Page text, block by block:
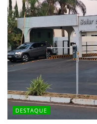
DESTAQUE